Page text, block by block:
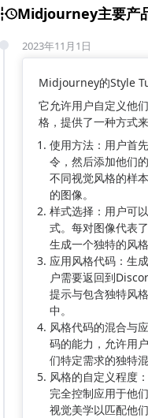
Midjourney主要产
2023年11月1日
Midjourney的Style
它允许用户自定义他
格，提供了一种方式
使用方法：用户首
令，然后添加他们
不同视觉风格的样
的图像。
样式选择：用户可
式。每对图像代表
生成一个独特的风格
应用风格代码：生
户需要返回到
提示与包含独特风
中。
风格代码的混合与
码的能力，允许用
们特定需求的独特混
风格的自定义程度
完全控制应用于他
视觉美学以匹配他